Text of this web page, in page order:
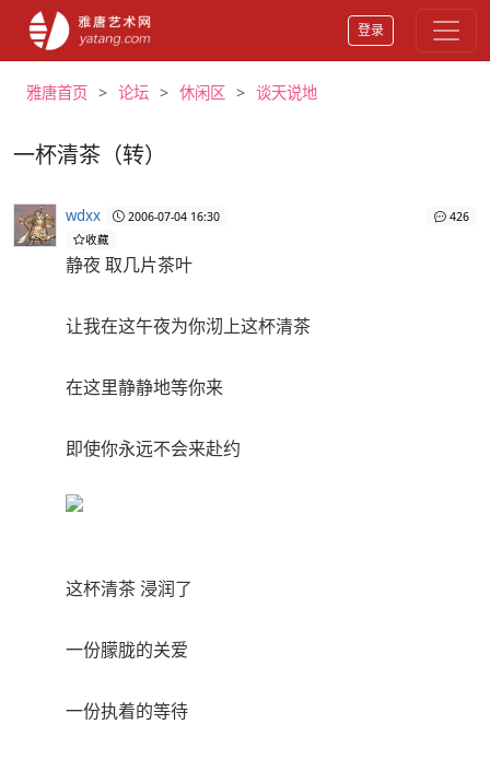
登录
雅唐首页 论坛 休闲区 谈天说地
一杯清茶（转）
wdxx
2006-07-04 16:30
收藏
426
静夜 取几片茶叶
让我在这午夜为你沏上这杯清茶
在这里静静地等你来
即使你永远不会来赴约
这杯清茶 浸润了
一份朦胧的关爱
一份执着的等待